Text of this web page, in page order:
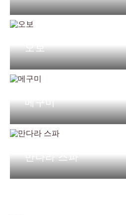
오보
메구미
만다라 스파